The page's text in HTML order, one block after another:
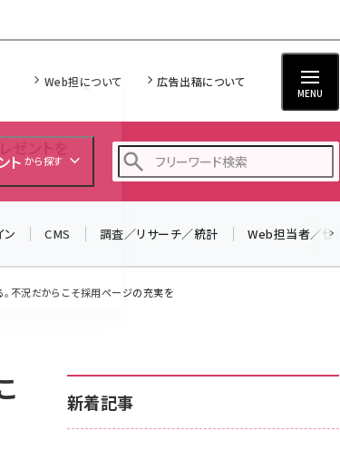
Web担について 広告出稿について
MENU
ト から探す
z世代 (1622)
ン CMS 調査／リサーチ／統計 Web担当者／仕事
不況だからこそ採用ページの充実を
新着記事